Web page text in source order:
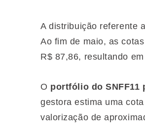
A distribuição referente
Ao fim de maio, as
R$ 87,86, resultando
O portfólio do
gestora estima uma
valorização de